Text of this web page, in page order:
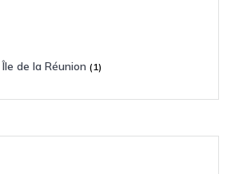
Île de la Réunion (1)